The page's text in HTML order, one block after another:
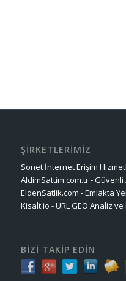
ŞİRKETLERİMİZ
Sonet İnternet Erişim
AldimSattim.com.tr - Güvenli
EldenSatlik.com - Emlakta
Kisalt.io - URL GEO Analiz ve
BİZİ TAKİP EDİN